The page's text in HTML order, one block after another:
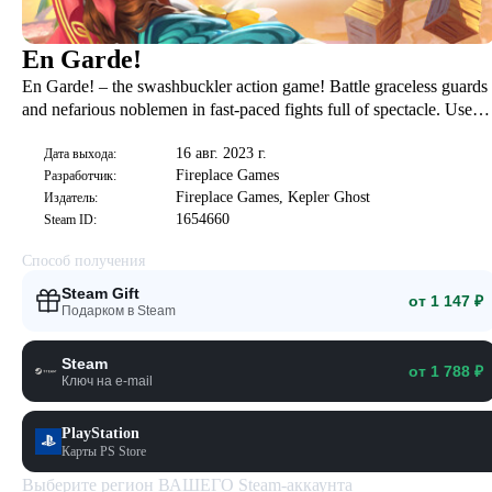
En Garde!
En Garde! – the swashbuckler action game! Battle graceless guards
and nefarious noblemen in fast-paced fights full of spectacle. Use
Дата выхода: 16 авг. 2023 г.
Разработчик: Fireplace Games
Издатель: Fireplace Games, Kepler Ghost
Steam ID: 1654660
Способ получения
Steam Gift
Подарком в Steam
от 1 147 ₽
Steam
Ключ на e-mail
от 1 788 ₽
PlayStation
Карты PS Store
Выберите регион ВАШЕГО Steam-аккаунта